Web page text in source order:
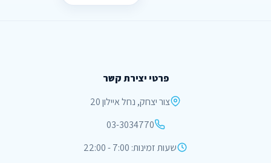
פרטי יצירת קשר
צור יצחק, נחל איילון 20
03-3034770
שעות זמינות: 7:00 - 22:00